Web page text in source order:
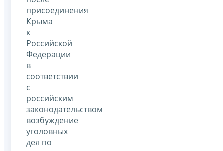
присоединения
Крыма
к
Российской
Федерации
в
соответствии
с
российским
законодательством
возбуждение
уголовных
дел по